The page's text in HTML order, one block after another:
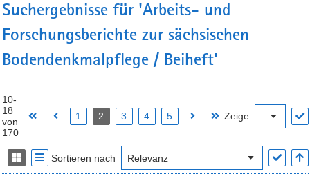
Beiheft'
Suchergebnisse für 'Arbeits- und
Forschungsberichte zur sächsischen
Bodendenkmalpflege / Beiheft'
10-
18
von
170
1 2 3 4 5 Zeige
Sortieren nach